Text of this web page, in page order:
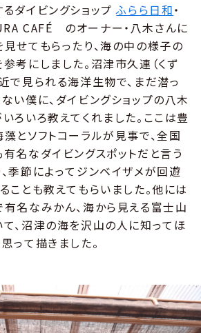
ダイビングショップふらら日和・
CAFÉ のオーナー・八木さんに
せてもらったり、海の中の様子の
考にしました。沼津市久連（くず
で見られる海洋生物で、まだ潜っ
い僕に、ダイビングショップの八木
ろいろ教えてくれました。ここは豊
とソフトコーラルが見事で、全国
名なダイビングスポットだと言う
季節によってジンベイザメが回遊
ことも教えてもらいました。他には
名なみかん、海から見える富士山
て、沼津の海を沢山の人に知ってほ
って描きました。